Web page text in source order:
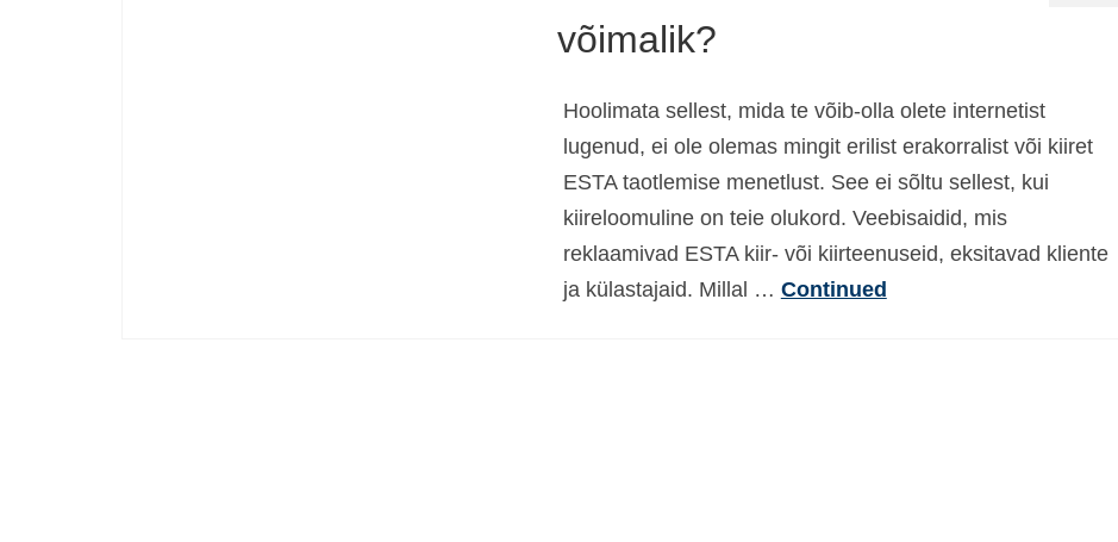
võimalik?
Hoolimata sellest, mida te võib-olla olete internetist
lugenud, ei ole olemas mingit erilist erakorralist või kiiret
ESTA taotlemise menetlust. See ei sõltu sellest, kui
kiireloomuline on teie olukord. Veebisaidid, mis
reklaamivad ESTA kiir- või kiirteenuseid, eksitavad kliente
ja külastajaid. Millal … Continued